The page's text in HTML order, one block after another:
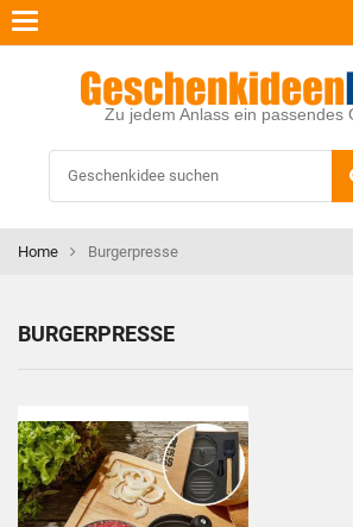
Zu jedem Anlass ein passendes
Toggle
navigation
Home Burgerpresse
BURGERPRESSE